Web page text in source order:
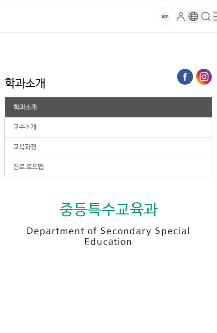
건
대
학
교
마
로
그
구
글
검
색
메
뉴
로
학과소개
학과소개
교수소개
교육과정
진로 로드맵
중등특수교육과
Department of Secondary Special
Education